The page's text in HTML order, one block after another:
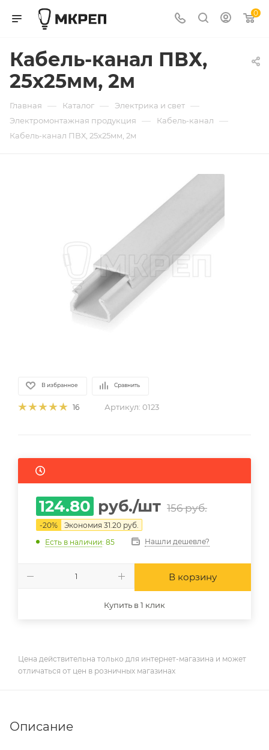
0
Кабель-канал ПВХ,
25x25мм, 2м
Главная — Каталог — Электрика и свет —
Электромонтажная продукция — Кабель-канал —
Кабель-канал ПВХ, 25x25мм, 2м
В избранное Сравнить
16 Артикул: 0123
124.80 руб./шт 156руб.
-20% Экономия 31.20 руб.
Есть в наличии: 85 Нашли дешевле?
В корзину
Купить в 1 клик
Цена действительна только для интернет-магазина и может
отличаться от цен в розничных магазинах
Описание